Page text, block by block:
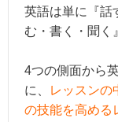
英語は単に『話
む・書く・聞く
4つの側面から
に、
レッスンの
の技能を高める